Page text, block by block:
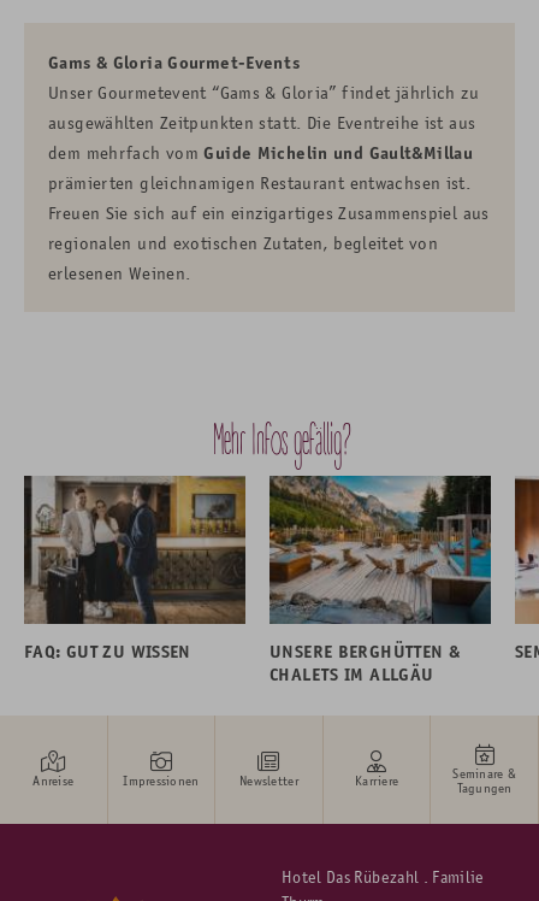
Gams & Gloria Gourmet-Events
Unser Gourmetevent “Gams & Gloria” findet jährlich zu
ausgewählten Zeitpunkten statt. Die Eventreihe ist aus
dem mehrfach vom Guide Michelin und Gault&Millau
prämierten gleichnamigen Restaurant entwachsen ist.
Freuen Sie sich auf ein einzigartiges Zusammenspiel aus
regionalen und exotischen Zutaten, begleitet von
erlesenen Weinen.
Mehr Infos gefällig?
FAQ: GUT ZU WISSEN
UNSERE BERGHÜTTEN &
CHALETS IM ALLGÄU
Anreise Impressionen Newsletter Karriere
Seminare &
Tagungen
Hotel Das Rübezahl . Familie